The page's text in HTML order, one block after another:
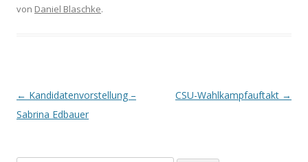
von Daniel Blaschke.
Beitrags-
Navigation
← Kandidatenvorstellung –
Sabrina Edbauer
CSU-Wahlkampfauftakt →